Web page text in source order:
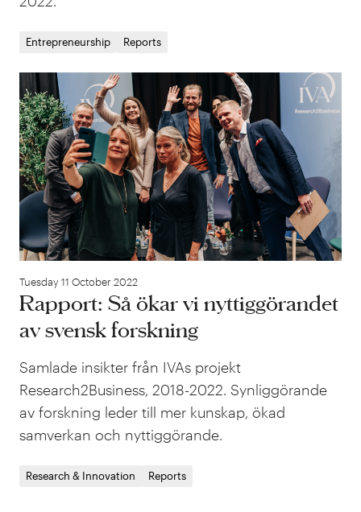
Entrepreneurship Reports
Tuesday 11 October 2022
Rapport: Så ökar vi nyttiggörandet
av svensk forskning
Samlade insikter från IVAs projekt
Research2Business, 2018-2022. Synliggörande
av forskning leder till mer kunskap, ökad
samverkan och nyttiggörande.
Research & Innovation Reports